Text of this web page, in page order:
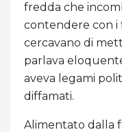
fredda che
contendere con i
cercavano di
parlava
aveva legami
diffamati.
Alimentato dalla